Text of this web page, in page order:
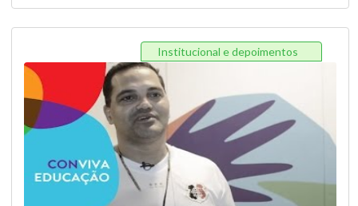
Institucional e depoimentos